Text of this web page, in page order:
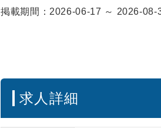
掲載期間：2026-06-17 ～ 2026-08-
求人詳細